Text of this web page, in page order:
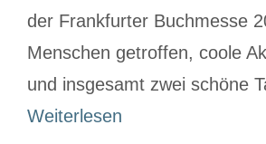
der Frankfurter Buchmesse
Menschen getroffen, coole
und insgesamt zwei schöne
Weiterlesen